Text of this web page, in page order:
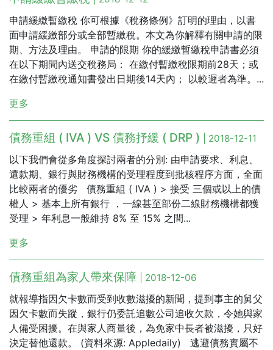
申請緩繳暫繳稅 你可根據《稅務條例》訂明的理由，以書
面申請緩繳部分或全部暫繳稅。本文為你解釋有關申請的限
期、方法及理由。 申請的限期 你的緩繳暫繳稅申請書必須
在以下期間內送交稅務局： 在繳付暫繳稅限期前28天；或
在繳付暫繳稅通知書發出日期後14天內； 以較遲者為準。...
更多
債務重組 ( IVA ) VS 債務抒緩 ( DRP ) | 2018-12-11
以下我們會從多角度探討兩者的分別: 由申請要求、利息、
還款期、銀行與財務機構的受理程度到批核程序方面，全面
比較兩者的優劣 債務重組 ( IVA ) > 接受 三個或以上的債
權人 > 基本上所有銀行 ，一線甚至部份二線財務機構都獲
受理 > 年利息一般維持 8% 至 15% 之間...
更多
債務重組為家人帶來保障 | 2018-12-06
就報導指因欠卡數而受到收數滋擾的新聞，提到事主的舅父
因欠卡數而失蹤，銀行仍委託追數公司追收欠款，令她與家
人備受困擾。在與家人商量後，為免家中長者被滋擾，只好
決定替他還款。 (資料來源: Appledaily) 逃避債務實屬不